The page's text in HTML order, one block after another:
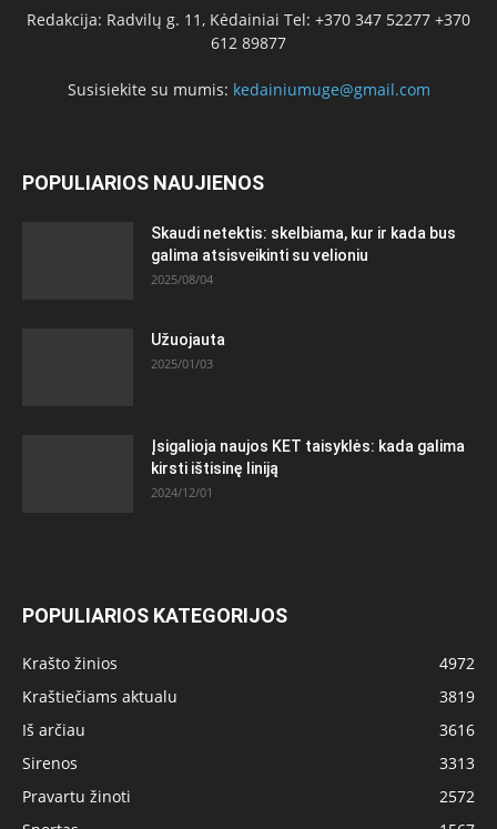
Redakcija: Radvilų g. 11, Kėdainiai Tel: +370 347 52277 +370
612 89877
Susisiekite su mumis: kedainiumuge@gmail.com
POPULIARIOS NAUJIENOS
Skaudi netektis: skelbiama, kur ir kada bus
galima atsisveikinti su velioniu
2025/08/04
Užuojauta
2025/01/03
Įsigalioja naujos KET taisyklės: kada galima
kirsti ištisinę liniją
2024/12/01
POPULIARIOS KATEGORIJOS
Krašto žinios
4972
Kraštiečiams aktualu
3819
Iš arčiau
3616
Sirenos
3313
Pravartu žinoti
2572